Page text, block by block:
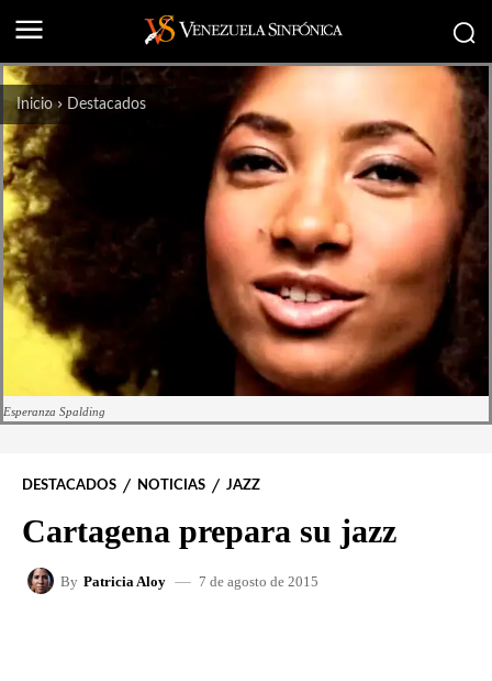
Inicio Destacados
Esperanza Spalding
DESTACADOS NOTICIAS JAZZ
Cartagena prepara su jazz
By Patricia Aloy 7 de agosto de 2015